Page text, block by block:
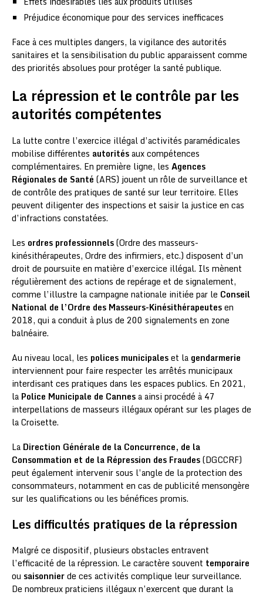
Préjudice économique pour des services inefficaces
Face à ces multiples dangers, la vigilance des autorités
sanitaires et la sensibilisation du public apparaissent comme
des priorités absolues pour protéger la santé publique.
La répression et le contrôle par les
autorités compétentes
La lutte contre l’exercice illégal d’activités paramédicales
mobilise différentes autoritésaux compétences
complémentaires. En première ligne, les Agences
Régionales de Santé (ARS) jouent un rôle de surveillance et
de contrôle des pratiques de santé sur leur territoire. Elles
peuvent diligenter des inspections et saisir la justice en cas
d’infractions constatées.
Les ordres professionnels(Ordre des masseurs-
kinésithérapeutes, Ordre des infirmiers, etc.) disposent d’un
droit de poursuite en matière d’exercice illégal. Ils mènent
régulièrement des actions de repérage et de signalement,
comme l’illustre la campagne nationale initiée par le Conseil
National de l’Ordre des Masseurs-Kinésithérapeutesen
2018, qui a conduit à plus de 200 signalements en zone
balnéaire.
Au niveau local, les polices municipaleset la gendarmerie
interviennent pour faire respecter les arrêtés municipaux
interdisant ces pratiques dans les espaces publics. En 2021,
la Police Municipale de Cannesa ainsi procédé à 47
interpellations de masseurs illégaux opérant sur les plages de
la Croisette.
La Direction Générale de la Concurrence, de la
Consommation et de la Répression des Fraudes(DGCCRF)
peut également intervenir sous l’angle de la protection des
consommateurs, notamment en cas de publicité mensongère
sur les qualifications ou les bénéfices promis.
Les difficultés pratiques de la répression
Malgré ce dispositif, plusieurs obstacles entravent
l’efficacité de la répression. Le caractère souvent temporaire
ou saisonnierde ces activités complique leur surveillance.
De nombreux praticiens illégaux n’exercent que durant la